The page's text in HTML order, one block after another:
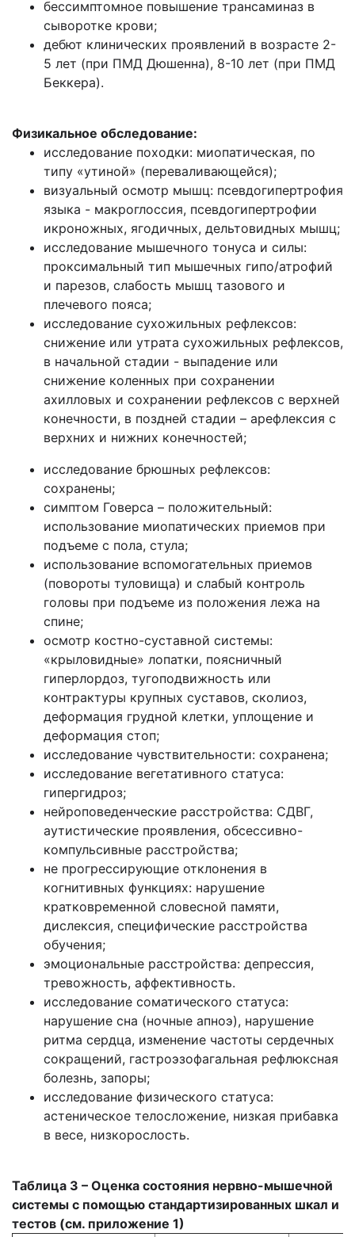
бессимптомное повышение трансаминаз в
сыворотке крови;
дебют клинических проявлений в возрасте 2-
5 лет (при ПМД Дюшенна), 8-10 лет (при ПМД
Беккера).
Физикальное обследование:
исследование походки: миопатическая, по
типу «утиной» (переваливающейся);
визуальный осмотр мышц: псевдогипертрофия
языка - макроглоссия, псевдогипертрофии
икроножных, ягодичных, дельтовидных мышц;
исследование мышечного тонуса и силы:
проксимальный тип мышечных гипо/атрофий
и парезов, слабость мышц тазового и
плечевого пояса;
исследование сухожильных рефлексов:
снижение или утрата сухожильных рефлексов,
в начальной стадии - выпадение или
снижение коленных при сохранении
ахилловых и сохранении рефлексов с верхней
конечности, в поздней стадии – арефлексия с
верхних и нижних конечностей;
исследование брюшных рефлексов:
сохранены;
симптом Говерса – положительный:
использование миопатических приемов при
подъеме с пола, стула;
использование вспомогательных приемов
(повороты туловища) и слабый контроль
головы при подъеме из положения лежа на
спине;
осмотр костно-суставной системы:
«крыловидные» лопатки, поясничный
гиперлордоз, тугоподвижность или
контрактуры крупных суставов, сколиоз,
деформация грудной клетки, уплощение и
деформация стоп;
исследование чувствительности: сохранена;
исследование вегетативного статуса:
гипергидроз;
нейроповеденческие расстройства: СДВГ,
аутистические проявления, обсессивно-
компульсивные расстройства;
не прогрессирующие отклонения в
когнитивных функциях: нарушение
кратковременной словесной памяти,
дислексия, специфические расстройства
обучения;
эмоциональные расстройства: депрессия,
тревожность, аффективность.
исследование соматического статуса:
нарушение сна (ночные апноэ), нарушение
ритма сердца, изменение частоты сердечных
сокращений, гастроэзофагальная рефлюксная
болезнь, запоры;
исследование физического статуса:
астеническое телосложение, низкая прибавка
в весе, низкорослость.
Таблица 3 – Оценка состояния нервно-мышечной
системы с помощью стандартизированных шкал и
тестов (см. приложение 1)